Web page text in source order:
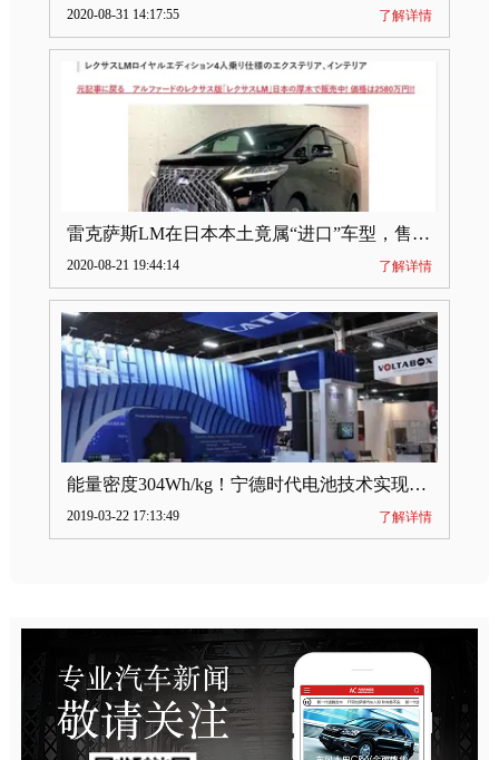
2020-08-31 14:17:55 了解详情
雷克萨斯LM在日本本土竟属“进口”车型，售价2580万日元
2020-08-21 19:44:14 了解详情
能量密度304Wh/kg！宁德时代电池技术实现突破
2019-03-22 17:13:49 了解详情